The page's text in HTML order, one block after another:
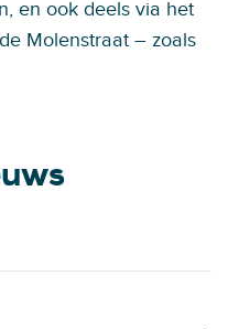
en ook deels via het
Molenstraat – zoals